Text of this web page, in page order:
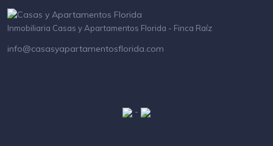
Inmobiliaria Casas y Apartamentos Florida - Finca Raíz
info@casasyapartamentosflorida.com
-